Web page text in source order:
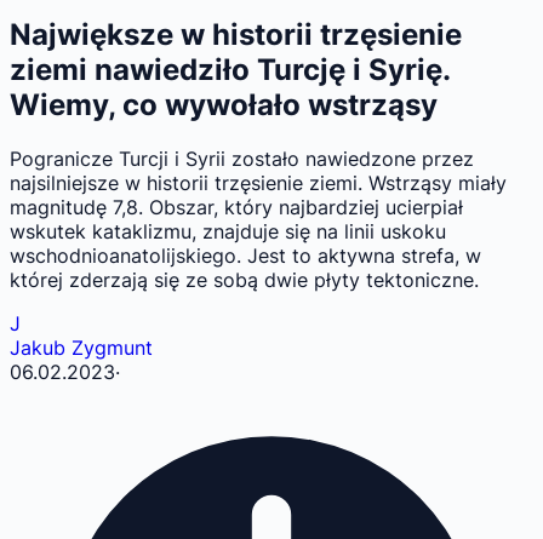
Największe w historii trzęsienie
ziemi nawiedziło Turcję i Syrię.
Wiemy, co wywołało wstrząsy
Pogranicze Turcji i Syrii zostało nawiedzone przez
najsilniejsze w historii trzęsienie ziemi. Wstrząsy miały
magnitudę 7,8. Obszar, który najbardziej ucierpiał
wskutek kataklizmu, znajduje się na linii uskoku
wschodnioanatolijskiego. Jest to aktywna strefa, w
której zderzają się ze sobą dwie płyty tektoniczne.
J
Jakub Zygmunt
06.02.2023·